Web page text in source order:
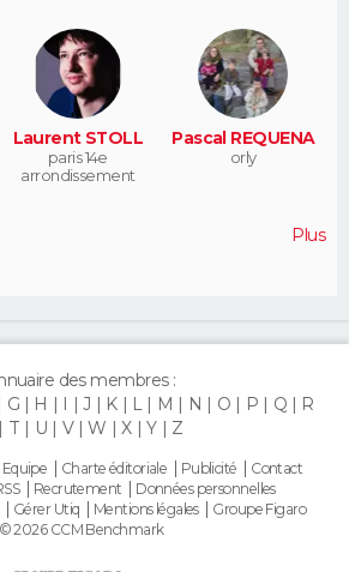
Laurent STOLL
paris 14e
arrondissement
Pascal REQUENA
orly
Plus
des membres :
G H I J K L M N O P Q
R
T U V W X Y Z
Equipe Charte éditoriale Publicité
Contact
Recrutement
Données personnelles
Gérer Utiq Mentions légales
Groupe Figaro
© 2026 CCM Benchmark